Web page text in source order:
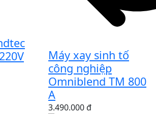
Máy xay sinh tố
công nghiệp
Omniblend TM 800
A
3.490.000 đ